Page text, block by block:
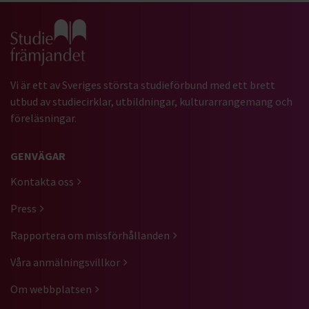
Gå till studiefrämjandets startsida
Vi är ett av Sveriges största studieförbund med ett brett
utbud av studiecirklar, utbildningar, kulturarrangemang och
föreläsningar.
GENVÄGAR
Kontakta oss
Press
Rapportera om missförhållanden
Våra anmälningsvillkor
Om webbplatsen